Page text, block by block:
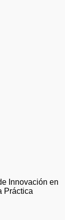
Innovación en
Práctica